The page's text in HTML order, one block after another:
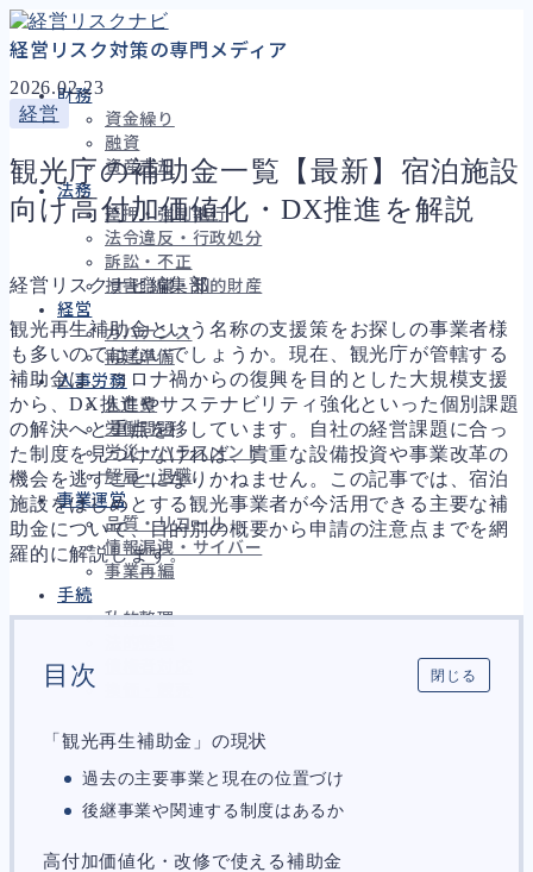
経営リスク対策の専門メディア
財務
資金繰り
融資
資産売却
法務
差押・強制執行
法令違反・行政処分
訴訟・不正
損害賠償・知的財産
経営
ガバナンス
再建準備
人事労務
人件費
労働問題
労災・ハラスメント
解雇・退職
事業運営
品質・リコール
情報漏洩・サイバー
事業再編
手続
私的整理
財務670
資金繰り192
資産売却197
2026.02.23
経営
観光庁の補助金一覧【最新】宿泊施設
向け高付加価値化・DX推進を解説
経営リスクナビ編集部
観光再生補助金という名称の支援策をお探しの事業者様
も多いのではないでしょうか。現在、観光庁が管轄する
補助金は、コロナ禍からの復興を目的とした大規模支援
から、DX推進やサステナビリティ強化といった個別課題
の解決へと重点を移しています。自社の経営課題に合っ
た制度を見つけなければ、貴重な設備投資や事業改革の
機会を逃すことになりかねません。この記事では、宿泊
施設をはじめとする観光事業者が今活用できる主要な補
助金について、目的別の概要から申請の注意点までを網
羅的に解説します。
閉じる
目次
「観光再生補助金」の現状
過去の主要事業と現在の位置づけ
後継事業や関連する制度はあるか
高付加価値化・改修で使える補助金